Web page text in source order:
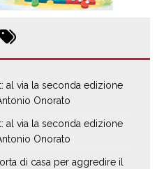
al via la seconda edizione
Onorato
al via la seconda edizione
Onorato
di casa per aggredire il